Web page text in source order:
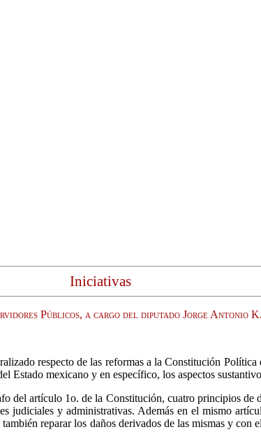
Iniciativas
Públicos, a cargo del diputado Jorge Antonio
respecto de las reformas a la Constitución
mexicano y en específico, los aspectos
del artículo 1o. de la Constitución, cuatro principios
judiciales y administrativas. Además en el mismo
reparar los daños derivados de las mismas y